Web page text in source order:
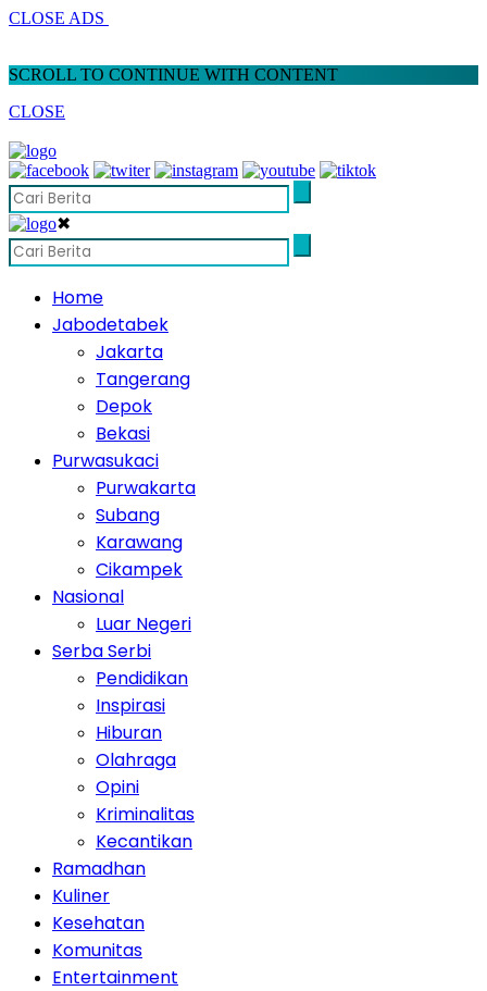
CLOSE ADS
SCROLL TO CONTINUE WITH CONTENT
CLOSE
✖
Home
Jabodetabek
Jakarta
Tangerang
Depok
Bekasi
Purwasukaci
Purwakarta
Subang
Karawang
Cikampek
Nasional
Luar Negeri
Serba Serbi
Pendidikan
Inspirasi
Hiburan
Olahraga
Opini
Kriminalitas
Kecantikan
Ramadhan
Kuliner
Kesehatan
Komunitas
Entertainment